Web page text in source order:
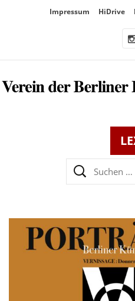
ÜberspringeImpressum HiDrive
Suchen
nach: